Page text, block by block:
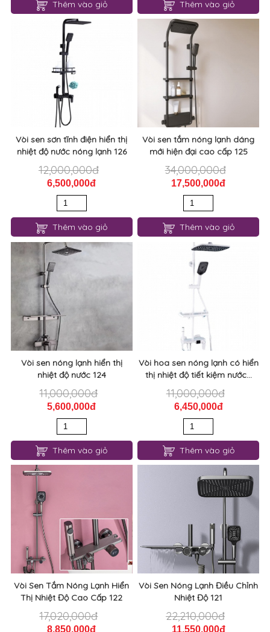
Thêm vào giỏ Thêm vào giỏ
Vòi sen sơn tĩnh điện hiển thị
nhiệt độ nước nóng lạnh 126
12,000,000đ
6,500,000đ
Thêm vào giỏ
Vòi sen tắm nóng lạnh dáng
mới hiện đại cao cấp 125
34,000,000đ
17,500,000đ
Thêm vào giỏ
Vòi sen nóng lạnh hiển thị
nhiệt độ nước 124
11,000,000đ
5,600,000đ
Thêm vào giỏ
Vòi hoa sen nóng lạnh có hiển
thị nhiệt độ tiết kiệm nước...
11,000,000đ
6,450,000đ
Thêm vào giỏ
Vòi Sen Tắm Nóng Lạnh Hiển
Thị Nhiệt Độ Cao Cấp 122
17,020,000đ
8,850,000đ
Vòi Sen Nóng Lạnh Điều Chỉnh
Nhiệt Độ 121
22,210,000đ
11,550,000đ